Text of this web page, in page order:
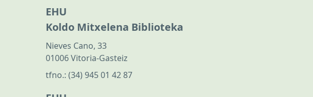
EHU
Koldo Mitxelena Biblioteka
Nieves Cano, 33
01006 Vitoria-Gasteiz
tfno.: (34) 945 01 42 87